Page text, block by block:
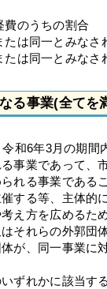
のうちの割合
は同一とみなさ
は同一とみなさ
る事業(全てを
和6年3月の期間
事業であって、
れる事業である
する等、主体的
え方を広めるた
それらの外郭団
が、同一事業に
ずれかに該当す